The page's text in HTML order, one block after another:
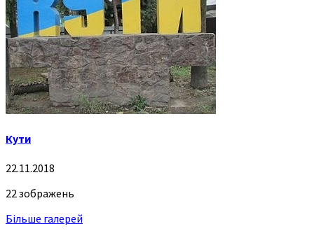
Кути
22.11.2018
22 зображень
Більше галерей